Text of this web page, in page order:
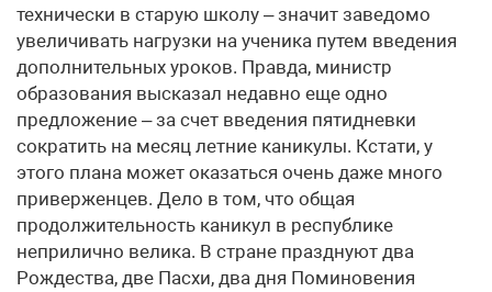
технически в старую школу – значит заведомо
увеличивать нагрузки на ученика путем введения
дополнительных уроков. Правда, министр
образования высказал недавно еще одно
предложение – за счет введения пятидневки
сократить на месяц летние каникулы. Кстати, у
этого плана может оказаться очень даже много
приверженцев. Дело в том, что общая
продолжительность каникул в республике
неприлично велика. В стране празднуют два
Рождества, две Пасхи, два дня Поминовения